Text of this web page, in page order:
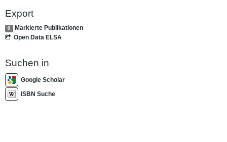
Export
0
Markierte Publikationen
Open Data ELSA
Suchen in
Google Scholar
ISBN Suche